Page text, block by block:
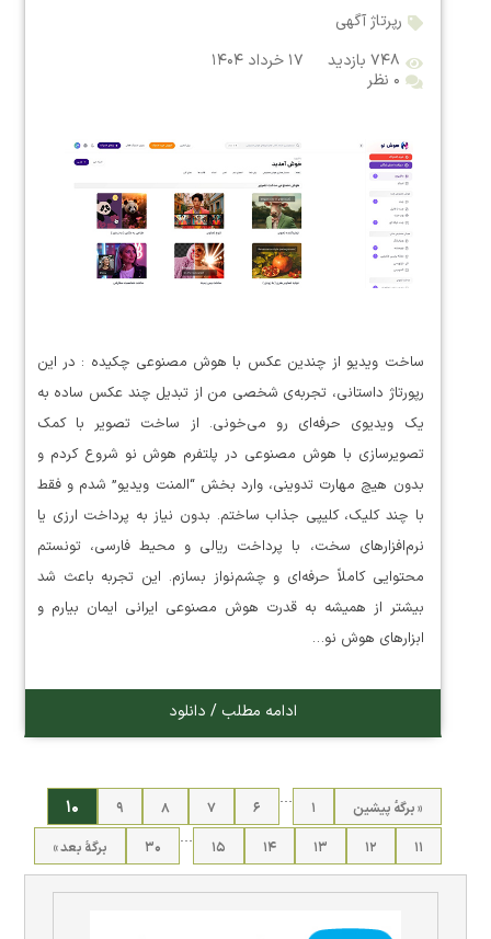
رپرتاژ آگهی
۷۴۸ بازدید
۱۷ خرداد ۱۴۰۴
۰ نظر
ساخت ویدیو از چندین عکس با هوش مصنوعی چکیده : در این
رپورتاژ داستانی، تجربه‌ی شخصی من از تبدیل چند عکس ساده به
یک ویدیوی حرفه‌ای رو می‌خونی. از ساخت تصویر با کمک
تصویرسازی با هوش مصنوعی در پلتفرم هوش نو شروع کردم و
بدون هیچ مهارت تدوینی، وارد بخش “المنت ویدیو” شدم و فقط
با چند کلیک، کلیپی جذاب ساختم. بدون نیاز به پرداخت ارزی یا
نرم‌افزارهای سخت، با پرداخت ریالی و محیط فارسی، تونستم
محتوایی کاملاً حرفه‌ای و چشم‌نواز بسازم. این تجربه باعث شد
بیشتر از همیشه به قدرت هوش مصنوعی ایرانی ایمان بیارم و
ابزارهای هوش نو…
ادامه مطلب / دانلود
« برگه‌ٔ پیشین ۱ ۶ ۷ ۸ ۹ ۱۰
۱۱ ۱۲ ۱۳ ۱۴ ۱۵ ۳۰ برگهٔ بعد »